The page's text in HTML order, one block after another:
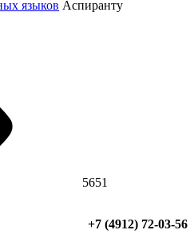
языков Аспиранту
5651
+7 (4912) 72-03-56